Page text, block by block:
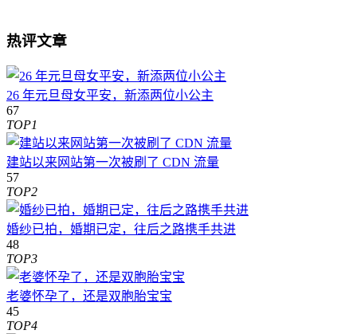
热评文章
26 年元旦母女平安，新添两位小公主
67
TOP1
建站以来网站第一次被刷了 CDN 流量
57
TOP2
婚纱已拍，婚期已定，往后之路携手共进
48
TOP3
老婆怀孕了，还是双胞胎宝宝
45
TOP4